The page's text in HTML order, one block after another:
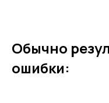
Обычно
ошибки: